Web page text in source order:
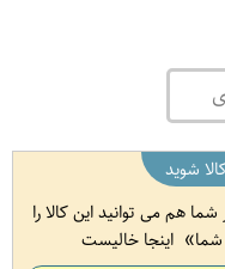
شوید
هم می توانید این کالا را
شما اینجا خالیست